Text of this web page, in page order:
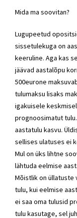
Mida ma soovitan?
Lugupeetud
sissetulekuga on
keeruline. Aga kas
jäävad aastalõpu
500eurone
tulumaksu lisaks
igakuisele
prognoosimatut
aastatulu kasvu.
sellises ulatuses ei
Mul on üks lihtne
lähtuda eelmise
Mõistlik on üllatuste
tulu, kui eelmise
ei saa oma tulusid
tulu kasutage, sel